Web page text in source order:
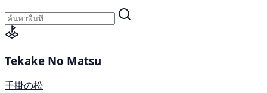
Tekake No Matsu
手掛の松